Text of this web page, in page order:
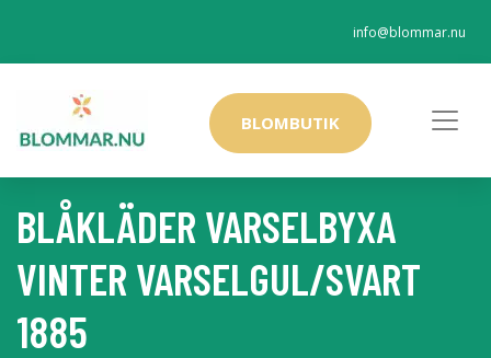
info@blommar.nu
BLOMBUTIK
BLÅKLÄDER VARSELBYXA
VINTER VARSELGUL/SVART
1885